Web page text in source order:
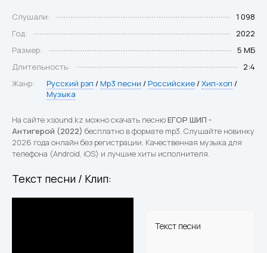
Слушали:
1 098
Год:
2022
Размер:
5 МБ
Длительность:
2:4
Жанр:
Русский рэп / Mp3 песни / Российские /Хип-хоп /
Музыка
На сайте xsound.kz можно скачать песнюЕГОР ШИП -
Антигерой (2022) бесплатно в формате mp3. Слушайте новинку
2026 года онлайн без регистрации. Качественная музыка для
телефона (Android, iOS) и лучшие хиты исполнителя.
Текст песни / Клип:
Текст песни